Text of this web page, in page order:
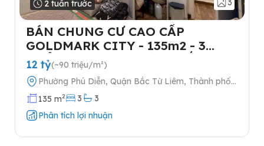
2 tuần trước 3
BÁN CHUNG CƯ CAO CẤP
GOLDMARK CITY - 135m2 - 3
NGỦ-TẶNG FULL NỘI THẤT- 2
SLOT Ô TÔ
12 tỷ(~90 triệu/m²)
Phường Phú Diễn, Quận Bắc Từ Liêm, Thành phố
Hà Nội
135 m2 3
3
Phân tích lợi nhuận